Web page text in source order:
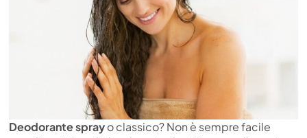
Deodorante sprayo classico? Non è sempre facile